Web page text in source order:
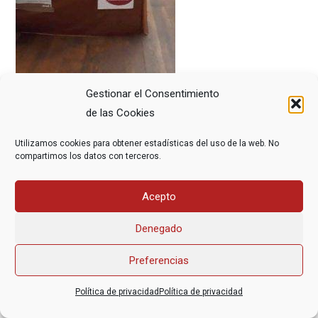
Gestionar el Consentimiento
de las Cookies
Utilizamos cookies para obtener estadísticas del uso de la web. No
compartimos los datos con terceros.
Acepto
Denegado
Preferencias
Política de privacidad Política de privacidad
informacion@derechoamorir.org